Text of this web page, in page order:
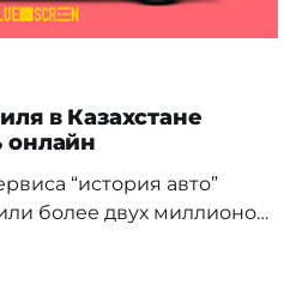
в Казахстане
онлайн
“история авто”
более двух миллионов
рекомендует